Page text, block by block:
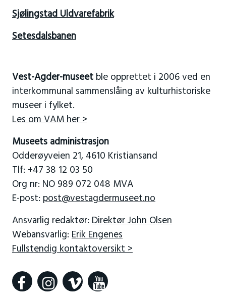
Sjølingstad Uldvarefabrik
Setesdalsbanen
Vest-Agder-museetble opprettet i 2006 ved en
interkommunal sammenslåing av kulturhistoriske
museer i fylket.
Les om VAM her >
Museets administrasjon
Odderøyveien 21, 4610 Kristiansand
Tlf: +47 38 12 03 50
Org nr: NO 989 072 048 MVA
E-post: post@vestagdermuseet.no
Ansvarlig redaktør: Direktør John Olsen
Webansvarlig: Erik Engenes
Fullstendig kontaktoversikt >